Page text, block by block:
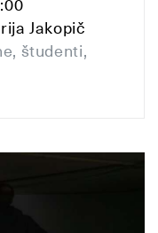
Jakopič
študenti,